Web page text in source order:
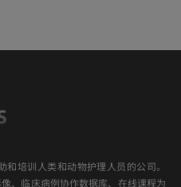
和培训人类和动物护理人员的公司。
、临床病例协作数据库、在线课程为